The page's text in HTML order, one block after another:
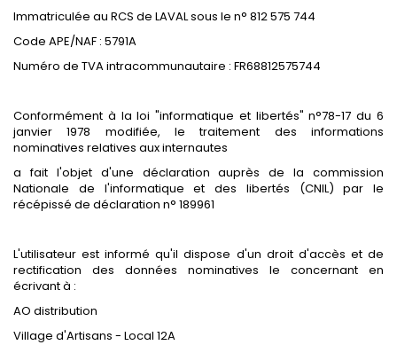
Immatriculée au RCS de LAVAL sous le n° 812 575 744
Code APE/NAF : 5791A
Numéro de TVA intracommunautaire : FR68812575744
Conformément à la loi "informatique et libertés" n°78-17 du 6
janvier 1978 modifiée, le traitement des informations
nominatives relatives aux internautes
a fait l'objet d'une déclaration auprès de la commission
Nationale de l'informatique et des libertés (CNIL) par le
récépissé de déclaration n° 189961
L'utilisateur est informé qu'il dispose d'un droit d'accès et de
rectification des données nominatives le concernant en
écrivant à :
AO distribution
Village d'Artisans - Local 12A